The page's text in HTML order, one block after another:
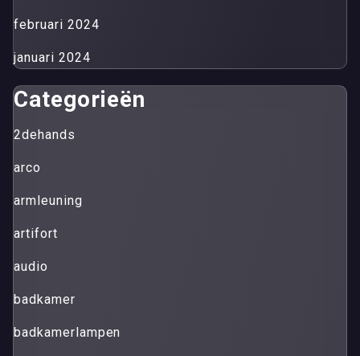
februari 2024
januari 2024
Categorieën
2dehands
arco
armleuning
artifort
audio
badkamer
badkamerlampen